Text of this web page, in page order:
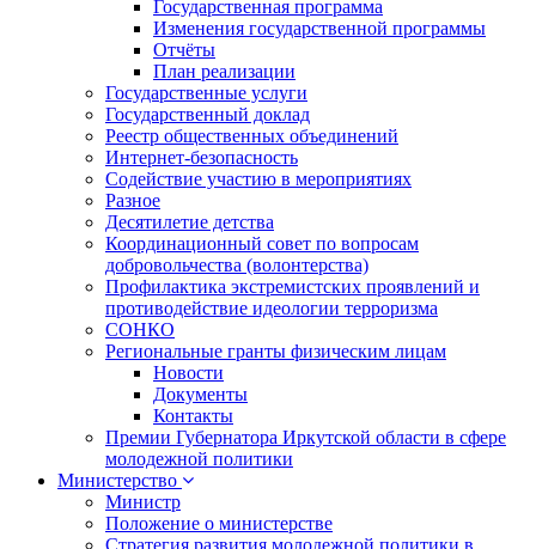
Государственная программа
Изменения государственной программы
Отчёты
План реализации
Государственные услуги
Государственный доклад
Реестр общественных объединений
Интернет-безопасность
Содействие участию в мероприятиях
Разное
Десятилетие детства
Координационный совет по вопросам
добровольчества (волонтерства)
Профилактика экстремистских проявлений и
противодействие идеологии терроризма
СОНКО
Региональные гранты физическим лицам
Новости
Документы
Контакты
Премии Губернатора Иркутской области в сфере
молодежной политики
Министерство
Министр
Положение о министерстве
Стратегия развития молодежной политики в